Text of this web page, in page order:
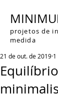
projetos de
medida
21 de out. de 2019